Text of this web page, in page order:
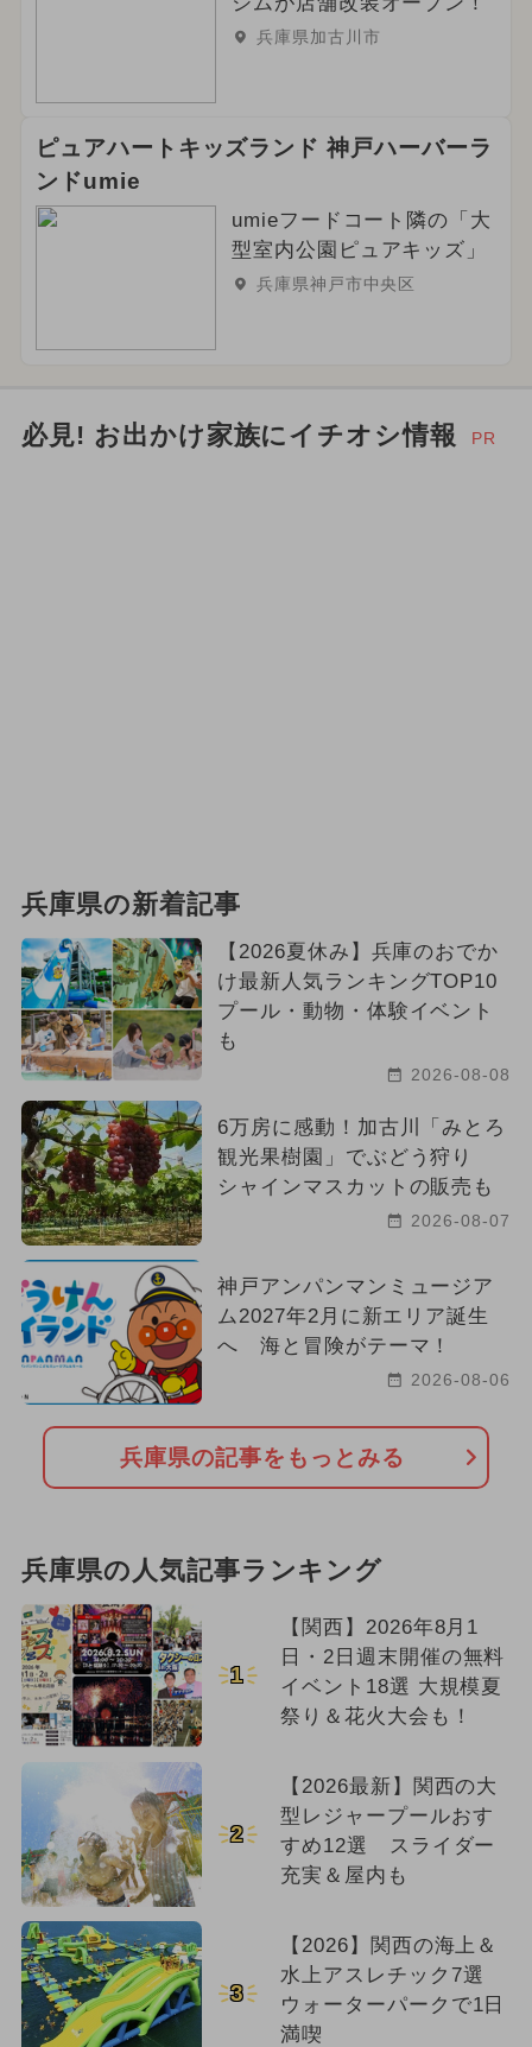
イルミネーション
2025年6月のイベント
ご当地グルメ・限定メニュー
兵庫県加古川市
ピュアハートキッズランド 神戸ハーバーラ
ンドumie
umieフードコート隣の「大
型室内公園ピュアキッズ」
兵庫県神戸市中央区
必見! お出かけ家族にイチオシ情報 PR
兵庫県の新着記事
【2026夏休み】兵庫のおでか
け最新人気ランキングTOP10
プール・動物・体験イベント
も
2026-08-08
6万房に感動！加古川「みとろ
観光果樹園」でぶどう狩り
シャインマスカットの販売も
2026-08-07
神戸アンパンマンミュージア
ム2027年2月に新エリア誕生
へ 海と冒険がテーマ！
2026-08-06
兵庫県の記事をもっとみる
兵庫県の人気記事ランキング
1
【関西】2026年8月1
日・2日週末開催の無料
イベント18選 大規模夏
祭り＆花火大会も！
2
【2026最新】関西の大
型レジャープールおす
すめ12選 スライダー
充実＆屋内も
3
【2026】関西の海上＆
水上アスレチック7選
ウォーターパークで1日
満喫